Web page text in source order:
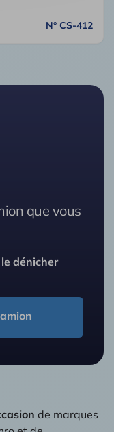
N° CS-412
que vous
dénicher
de marques